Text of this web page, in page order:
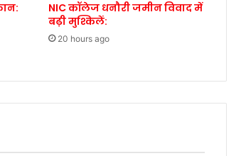
NIC कॉलेज धनौरी जमीन विवाद में
बढ़ी मुश्किलें:
20 hours ago